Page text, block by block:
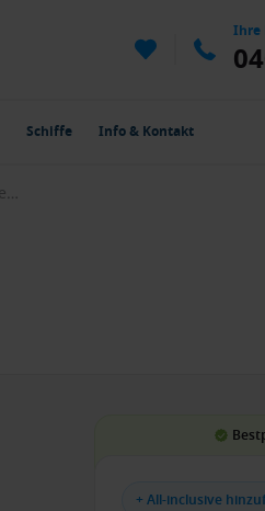
Ihre
Schiffe Info & Kontakt
Arktis ab Reykjavik, Island auf der MS Spitsbergen
+ All-inclusive